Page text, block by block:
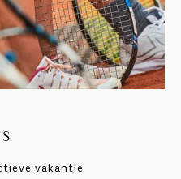
vakantie